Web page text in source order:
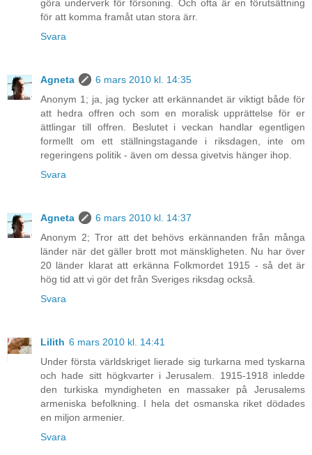
göra underverk för försoning. Och ofta är en förutsättning
för att komma framåt utan stora ärr.
Svara
Agneta
6 mars 2010 kl. 14:35
Anonym 1; ja, jag tycker att erkännandet är viktigt både för
att hedra offren och som en moralisk upprättelse för er
ättlingar till offren. Beslutet i veckan handlar egentligen
formellt om ett ställningstagande i riksdagen, inte om
regeringens politik - även om dessa givetvis hänger ihop.
Svara
Agneta
6 mars 2010 kl. 14:37
Anonym 2; Tror att det behövs erkännanden från många
länder när det gäller brott mot mänskligheten. Nu har över
20 länder klarat att erkänna Folkmordet 1915 - så det är
hög tid att vi gör det från Sveriges riksdag också.
Svara
Lilith 6 mars 2010 kl. 14:41
Under första världskriget lierade sig turkarna med tyskarna
och hade sitt högkvarter i Jerusalem. 1915-1918 inledde
den turkiska myndigheten en massaker på Jerusalems
armeniska befolkning. I hela det osmanska riket dödades
en miljon armenier.
Svara